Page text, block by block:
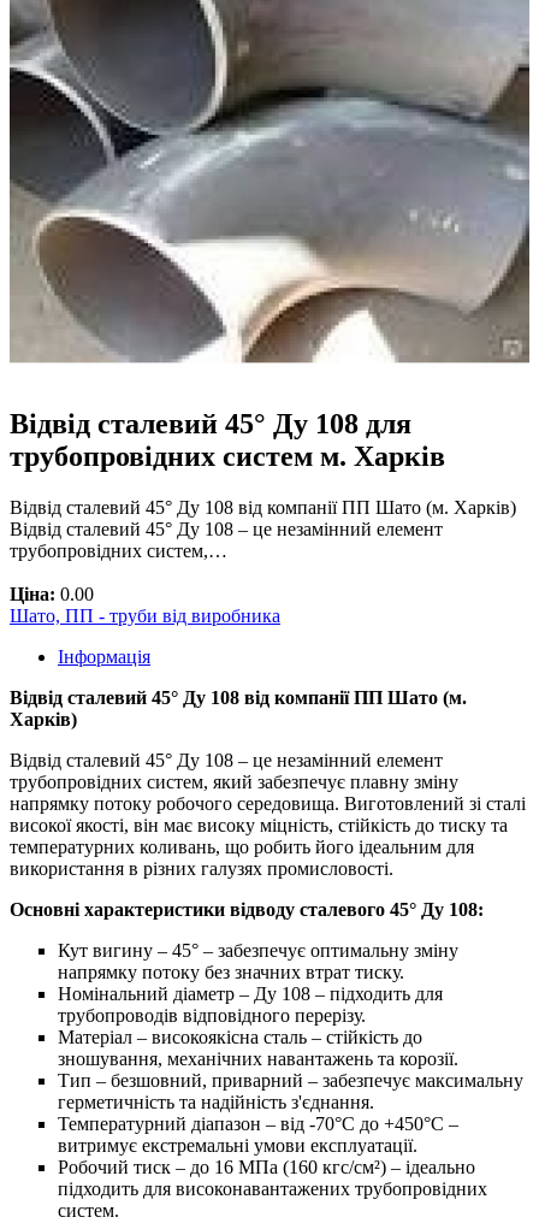
Відвід сталевий 45° Ду 108 для
трубопровідних систем м. Харків
Відвід сталевий 45° Ду 108 від компанії ПП Шато (м. Харків)
Відвід сталевий 45° Ду 108 – це незамінний елемент
трубопровідних систем,…
Ціна: 0.00
Шато, ПП - труби від виробника
Інформація
Відвід сталевий 45° Ду 108 від компанії ПП Шато (м.
Харків)
Відвід сталевий 45° Ду 108 – це незамінний елемент
трубопровідних систем, який забезпечує плавну зміну
напрямку потоку робочого середовища. Виготовлений зі сталі
високої якості, він має високу міцність, стійкість до тиску та
температурних коливань, що робить його ідеальним для
використання в різних галузях промисловості.
Основні характеристики відводу сталевого 45° Ду 108:
Кут вигину – 45° – забезпечує оптимальну зміну
напрямку потоку без значних втрат тиску.
Номінальний діаметр – Ду 108 – підходить для
трубопроводів відповідного перерізу.
Матеріал – високоякісна сталь – стійкість до
зношування, механічних навантажень та корозії.
Тип – безшовний, приварний – забезпечує максимальну
герметичність та надійність з'єднання.
Температурний діапазон – від -70°C до +450°C –
витримує екстремальні умови експлуатації.
Робочий тиск – до 16 МПа (160 кгс/см²) – ідеально
підходить для високонавантажених трубопровідних
систем.